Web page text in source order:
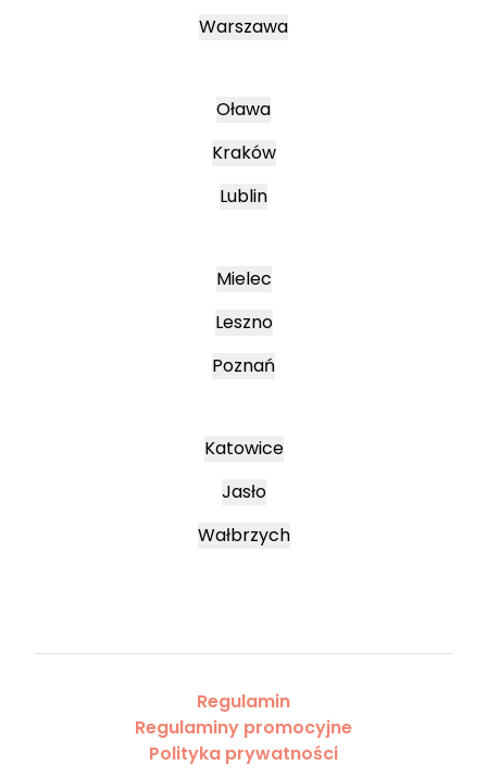
Warszawa
Oława
Kraków
Lublin
Mielec
Leszno
Poznań
Katowice
Jasło
Wałbrzych
Regulamin
Regulaminy promocyjne
Polityka prywatności